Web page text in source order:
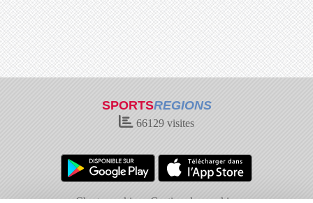
SPORTSREGIONS
66129 visites